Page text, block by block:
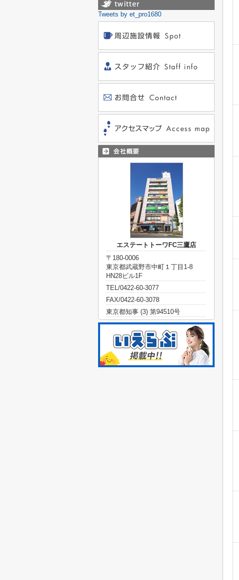
Tweets by et_pro1680
エステートトーワFC三鷹店
〒180-0006
東京都武蔵野市中町１丁目1-8
HN28ビル1F
TEL/0422-60-3077
FAX/0422-60-3078
東京都知事 (3) 第94510号